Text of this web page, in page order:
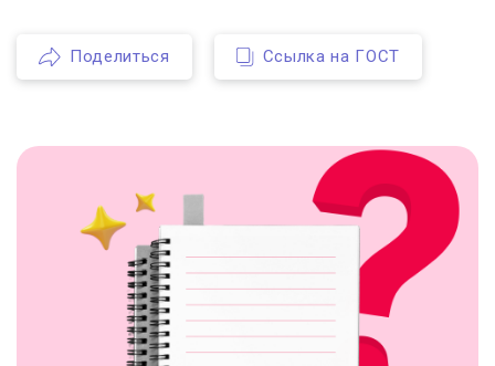
Поделиться Ссылка на ГОСТ